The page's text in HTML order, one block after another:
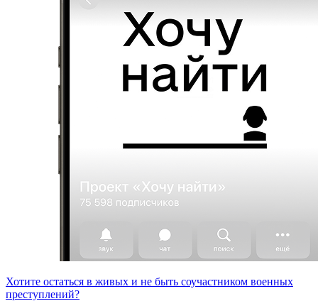
Хотите остаться в живых и не быть соучастником военных
преступлений?